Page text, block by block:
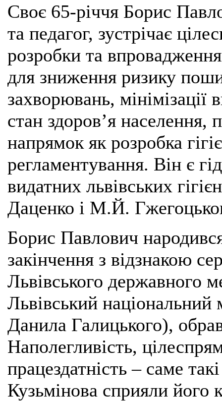
Своє 65-річчя Борис
та педагог, зустрічає
розробки та
для зниження ризику
захворювань, мінімізації
стан здоров’я населення,
напрямок як розробка
регламентування. Він є
видатних львівських
Даценко і М.Й.
Борис Павлович
закінчення з відзнакою
Львівського державного
Львівський національний
Данила Галицького),
Наполегливість,
працездатність – саме
Кузьмінова сприяли його